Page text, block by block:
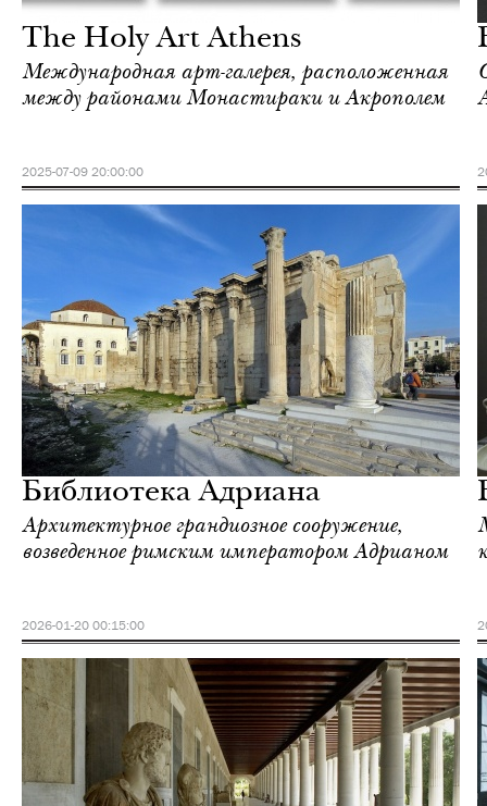
The Holy Art Athens
Международная арт-галерея, расположенная
между районами Монастираки и Акрополем
2025-07-09 20:00:00
Библиотека Адриана
Архитектурное грандиозное сооружение,
возведенное римским императором Адрианом
2026-01-20 00:15:00